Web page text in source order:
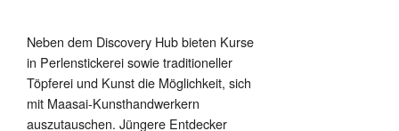
Neben dem Discovery Hub bieten Kurse
in Perlenstickerei sowie traditioneller
Töpferei und Kunst die Möglichkeit, sich
mit Maasai-Kunsthandwerkern
auszutauschen. Jüngere Entdecker